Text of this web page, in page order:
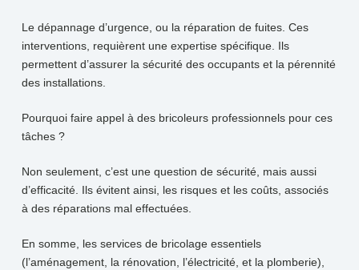
Le dépannage d’urgence, ou la réparation de fuites. Ces
interventions, requièrent une expertise spécifique. Ils
permettent d’assurer la sécurité des occupants et la pérennité
des installations.
Pourquoi faire appel à des bricoleurs professionnels pour ces
tâches ?
Non seulement, c’est une question de sécurité, mais aussi
d’efficacité. Ils évitent ainsi, les risques et les coûts, associés
à des réparations mal effectuées.
En somme, les services de bricolage essentiels
(l’aménagement, la rénovation, l’électricité, et la plomberie),